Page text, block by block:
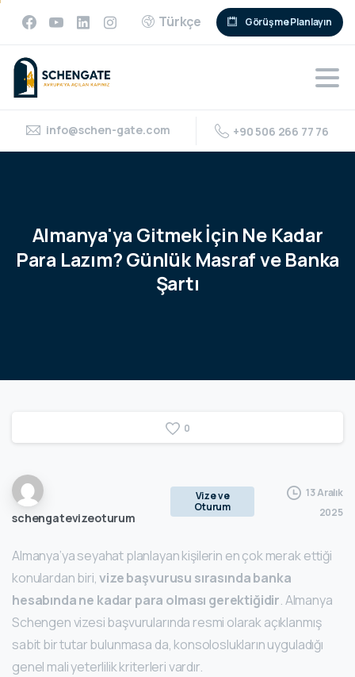
Türkçe Görüşme Planlayın
info@schen-gate.com +90 506 266 77 76
Almanya'ya Gitmekİçin Ne Kadar
Para Lazım?Günlük Masrafve Banka
Şartı
0
schengatevizeoturum
Vize ve
Oturum
13 Aralık
2025
Almanya’ya seyahat planlayan kişilerin en çok merak ettiği
konulardan biri,vize başvurusu sırasında banka
hesabında ne kadar para olması gerektiğidir. Almanya
Schengen vizesi başvurularında resmi olarak açıklanmış
sabit bir tutar bulunmasa da, konsoloslukların uyguladığı
genel mali yeterlilik kriterleri vardır.